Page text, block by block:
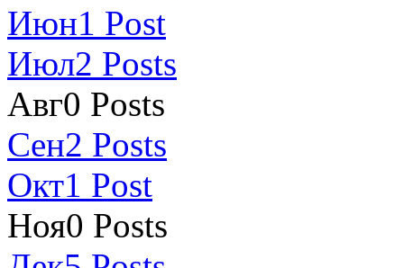
Июн1 Post
Июл2 Posts
Авг0 Posts
Сен2 Posts
Окт1 Post
Ноя0 Posts